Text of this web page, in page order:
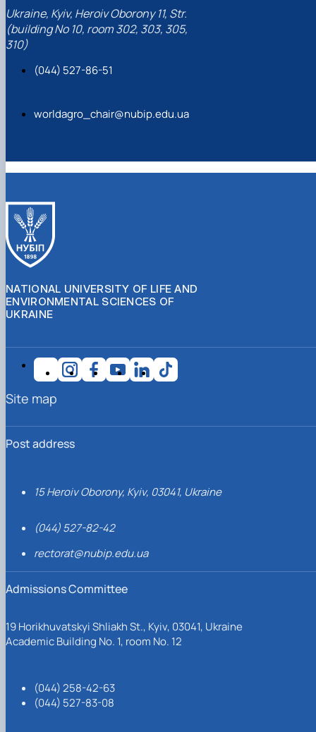
Ukraine, Kyiv, Heroiv Oborony 11, Str.
(building No 10, room 302, 303, 305,
310)
(044) 527-86-51
worldagro_chair@nubip.edu.ua
NATIONAL UNIVERSITY OF LIFE AND
ENVIRONMENTAL SCIENCES OF
UKRAINE
Post address
15 Heroiv Oborony, Kyiv, 03041, Ukraine
(044) 527-82-42
rectorat@nubip.edu.ua
Admissions Committee
19 Horikhuvatskyi Shliakh St., Kyiv, 03041, Ukraine
Academic Building No. 1, room No. 12
(044) 258-42-63
(044) 527-83-08
Site map